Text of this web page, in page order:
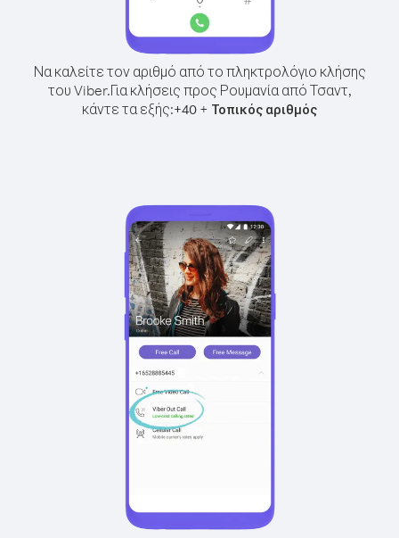
Να καλείτε τον αριθμό από το πληκτρολόγιο κλήσης
του Viber.Για κλήσεις προς Ρουμανία από Τσαντ,
κάντε τα εξής:+40 + Τοπικός αριθμός